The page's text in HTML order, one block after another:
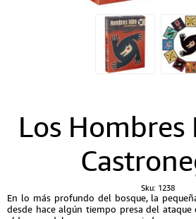
Los Hombres
Sku: 1238
En lo más profundo del bosque, la
desde hace algún tiempo presa del